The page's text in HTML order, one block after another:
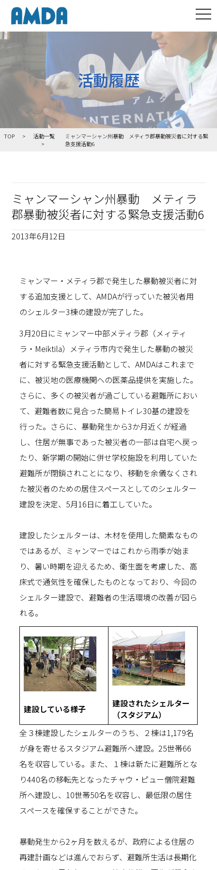
活動履歴
TOP 活動一覧
ミャンマーシャン州暴動 メティラ郡暴動被災者に対する緊
急支援活動6
ミャンマーシャン州暴動 メティラ
郡暴動被災者に対する緊急支援活動6
2013年6月12日
ミャンマー・メティラ郡で発生した暴動被災者に対
する追加支援として、AMDAが行っていた被災者用
のシェルター3棟の建設が完了した。
3月20日にミャンマー中部メティラ郡（メィティ
ラ・Meiktila）メティラ市内で発生した暴動の被災
者に対する緊急支援活動として、AMDAはこれまで
に、被災地の医療機関への医薬品提供を実施した。
さらに、多くの被災者が過ごしている避難所におい
て、避難者数に見合った簡易トイレ30基の建設を
行った。さらに、暴動発生から3か月近くが経過
し、住居が無事であった被災者の一部は自宅へ戻っ
たり、新学期の開始に併せ学校施設を利用していた
避難所が閉鎖されことになり、移動を余儀なくされ
た被災者のための居住スペースとしてのシェルター
建設を決定、5月16日に着工していた。
建設したシェルターは、木材を使用した簡素なもの
ではあるが、ミャンマーではこれから雨季が始ま
り、暑い時期を迎えるため、衛生面を考慮した、高
床式で通気性を確保したものとなっており、今回の
シェルター建設で、避難者の生活環境の改善が図ら
れる。
建設している様子
建設されたシェルター
（スタジアム）
全３棟建設したシェルターのうち、２棟は1,179名
が身を寄せるスタジアム避難所へ建設。25世帯66
名を収容している。また、１棟は新たに避難所とな
り440名の移転先となったチャウ・ピュー僧院避難
所へ建設し、10世帯50名を収容し、最低限の居住
スペースを確保することができた。
暴動発生から2ヶ月を数えるが、政府による住居の
再建計画などは進んでおらず、避難所生活は長期化